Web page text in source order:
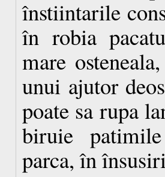
înstiintarile
în robia
mare
unui ajutor
poate sa rupa
biruie
parca, în